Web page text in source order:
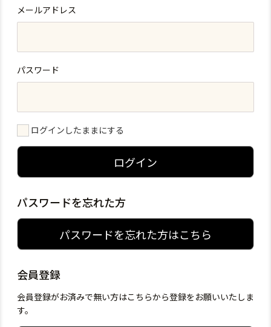
メールアドレス
パスワード
ログインしたままにする
ログイン
パスワードを忘れた方
パスワードを忘れた方はこちら
会員登録
会員登録がお済みで無い方はこちらから登録をお願いいたしま
す。